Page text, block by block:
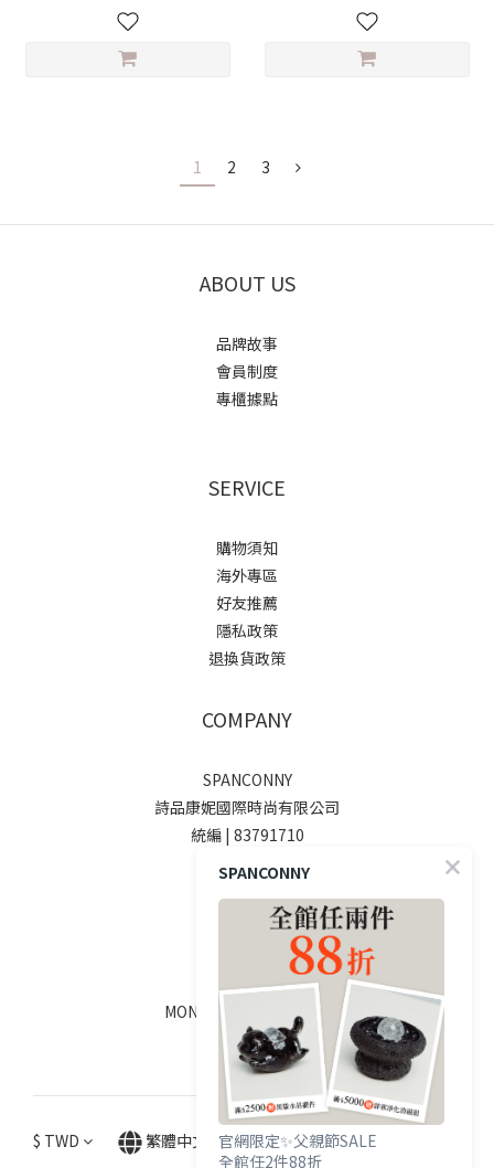
1 2 3
ABOUT US
品牌故事
會員制度
專櫃據點
SERVICE
購物須知
海外專區
好友推薦
隱私政策
退換貨政策
COMPANY
SPANCONNY
詩品康妮國際時尚有限公司
統編 | 83791710
SOCIALS
線上客服
MON - FRI / 9:00 - 18:00
$ TWD 繁體中文
SPANCONNY
官網限定✨父親節SALE
全館任2件88折